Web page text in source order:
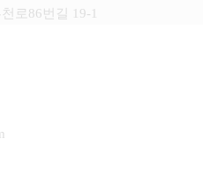
로86번길 19-1